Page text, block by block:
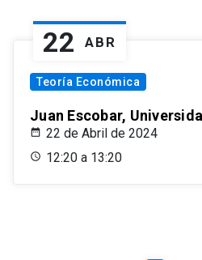
22 ABR
Teoría Económica
Juan Escobar,
22 de Abril de 2024
12:20 a 13:20